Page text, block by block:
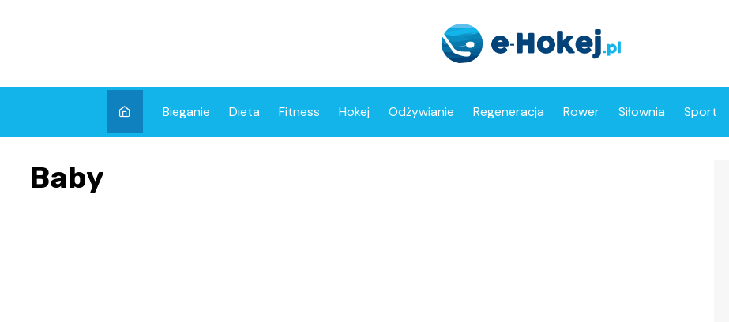
Bieganie Dieta Fitness Hokej Odżywianie Regeneracja Rower Siłownia Sport
Baby